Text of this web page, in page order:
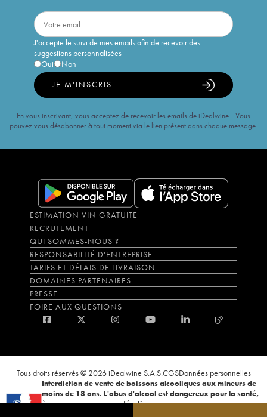
J'accepte le suivi de mes emails afin de recevoir des
suggestions personnalisées
Oui
Non
JE M'INSCRIS
En vous inscrivant, vous acceptez de recevoir les emails de iDealwine. Vous
pouvez vous désabonner à tout moment via le lien présent dans chaque message.
ESTIMATION VIN GRATUITE
RECRUTEMENT
QUI SOMMES-NOUS ?
RESPONSABILITÉ D'ENTREPRISE
TARIFS ET DÉLAIS DE LIVRAISON
DOMAINES PARTENAIRES
PRESSE
FOIRE AUX QUESTIONS
Tous droits réservés © 2026 iDealwine S.A.S.CGSDonnées personnelles
Interdiction de vente de boissons alcooliques aux mineurs de
moins de 18 ans. L'abus d'alcool est dangereux pour la santé,
à consommer avec modération.